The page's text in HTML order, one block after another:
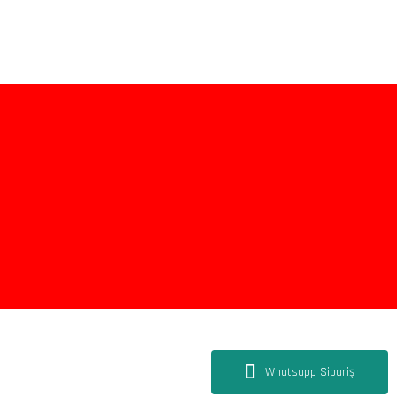
Whatsapp Sipariş